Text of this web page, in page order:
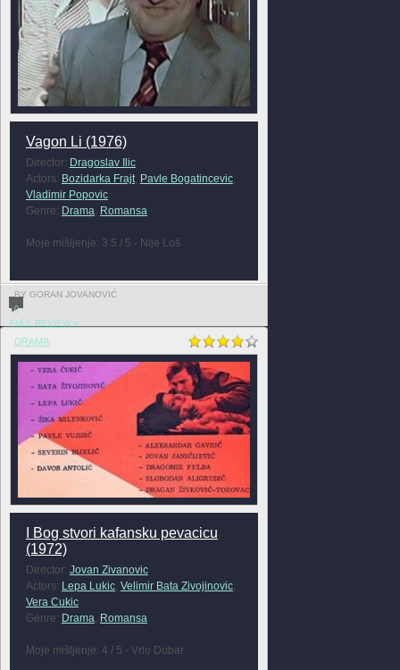
Vagon Li (1976)
Director: Dragoslav Ilic
Actors: Bozidarka Frajt, Pavle Bogatincevic,
Vladimir Popovic
Genre: Drama, Romansa
Moje mišljenje: 3.5 / 5 - Nije Loš
BY GORAN JOVANOVIĆ
0
FULL REVIEW »
DRAMA
I Bog stvori kafansku pevacicu
(1972)
Director: Jovan Zivanovic
Actors: Lepa Lukic, Velimir Bata Zivojinovic,
Vera Cukic
Genre: Drama, Romansa
Moje mišljenje: 4 / 5 - Vrlo Dobar